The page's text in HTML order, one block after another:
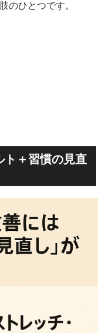
のひとつです。
ト＋習慣の見直